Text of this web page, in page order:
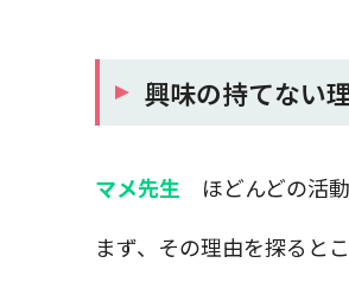
興味の持てない
マメ先生 ほどんどの活
まず、その理由を探ると